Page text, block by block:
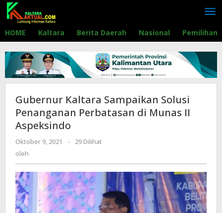
Lewati
konten
HOME Kaltara Berita Daerah Nasional Pemilihan
Gubernur Kaltara Sampaikan Solusi
Penanganan Perbatasan di Munas II
Aspeksindo
Oktober 9, 2021 oleh
-
29 Dilihat
oleh